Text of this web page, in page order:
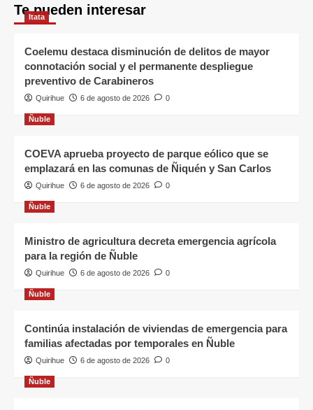
Te pueden interesar
Itata
Coelemu destaca disminución de delitos de mayor
connotación social y el permanente despliegue
preventivo de Carabineros
Quirihue 6 de agosto de 2026 0
Ñuble
COEVA aprueba proyecto de parque eólico que se
emplazará en las comunas de Ñiquén y San Carlos
Quirihue 6 de agosto de 2026 0
Ñuble
Ministro de agricultura decreta emergencia agrícola
para la región de Ñuble
Quirihue 6 de agosto de 2026 0
Ñuble
Continúa instalación de viviendas de emergencia para
familias afectadas por temporales en Ñuble
Quirihue 6 de agosto de 2026 0
Ñuble